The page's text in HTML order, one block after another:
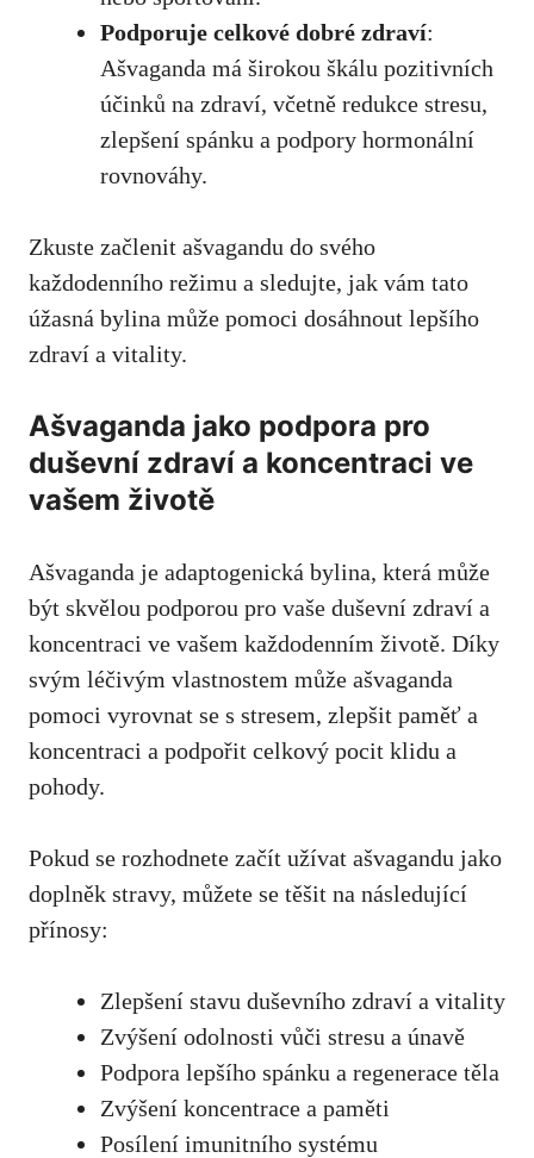
Podporuje celkové dobré zdraví:‍
Ašvaganda má širokou škálu pozitivních
účinků na zdraví, ‌včetně redukce stresu,
zlepšení spánku⁣ a ‌podpory hormonální
rovnováhy.
Zkuste⁢ začlenit ašvagandu do svého
každodenního ‌režimu⁤ a sledujte, jak vám tato
úžasná bylina může pomoci dosáhnout lepšího
zdraví⁣ a⁣ vitality.
Ašvaganda jako podpora pro
duševní zdraví a koncentraci ve
vašem životě
Ašvaganda je adaptogenická bylina, která může
být skvělou podporou pro vaše duševní zdraví a
koncentraci ve vašem každodenním životě. Díky⁣
svým léčivým​ vlastnostem může ašvaganda
pomoci vyrovnat‍ se s stresem, zlepšit​ paměť a
koncentraci a podpořit celkový pocit klidu a⁢
pohody.
Pokud⁢ se rozhodnete začít​ užívat ašvagandu jako
doplněk stravy, můžete⁤ se těšit na následující
přínosy:
Zlepšení stavu duševního zdraví a vitality
Zvýšení odolnosti vůči stresu a únavě
Podpora lepšího spánku‍ a regenerace těla
Zvýšení koncentrace a paměti
Posílení imunitního systému